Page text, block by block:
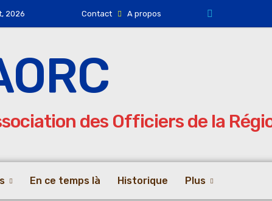
2026 Contact A propos
des Officiers de la
En ce temps là Historique Plus